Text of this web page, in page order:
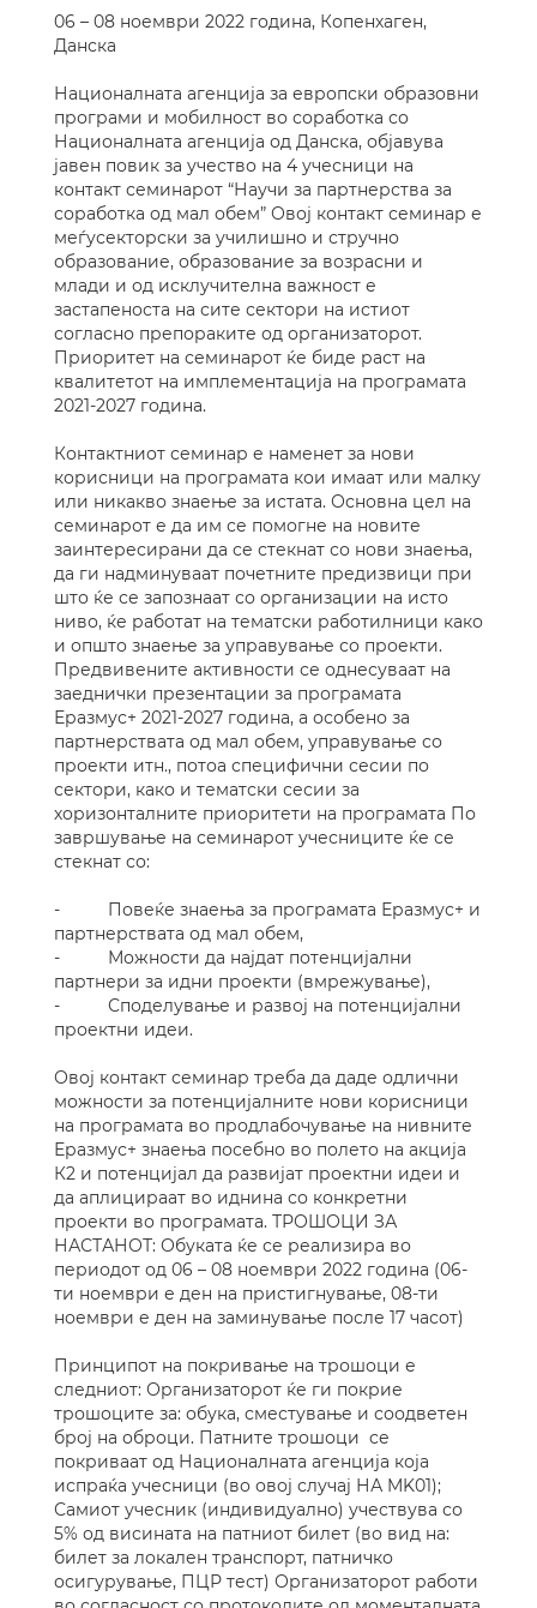
06 – 08 ноември 2022 година, Копенхаген,
Данска
Националната агенција за европски образовни
програми и мобилност во соработка со
Националната агенција од Данска, објавува
јавен повик за учество на 4 учесници на
контакт семинарот “Научи за партнерства за
соработка од мал обем” Овој контакт семинар е
меѓусекторски за училишно и стручно
образование, образование за возрасни и
млади и од исклучителна важност е
застапеноста на сите сектори на истиот
согласно препораките од организаторот.
Приоритет на семинарот ќе биде раст на
квалитетот на имплементација на програмата
2021-2027 година.
Контактниот семинар е наменет за нови
корисници на програмата кои имаат или малку
или никакво знаење за истата. Основна цел на
семинарот е да им се помогне на новите
заинтересирани да се стекнат со нови знаења,
да ги надминуваат почетните предизвици при
што ќе се запознаат со организации на исто
ниво, ќе работат на тематски работилници како
и општо знаење за управување со проекти.
Предвивените активности се однесуваат на
заеднички презентации за програмата
Еразмус+ 2021-2027 година, а особено за
партнерствата од мал обем, управување со
проекти итн., потоа специфични сесии по
сектори, како и тематски сесии за
хоризонталните приоритети на програмата По
завршување на семинарот учесниците ќе се
стекнат со:
- Повеќе знаења за програмата Еразмус+ и
партнерствата од мал обем,
- Можности да најдат потенцијални
партнери за идни проекти (вмрежување),
- Споделување и развој на потенцијални
проектни идеи.
Овој контакт семинар треба да даде одлични
можности за потенцијалните нови корисници
на програмата во продлабочување на нивните
Еразмус+ знаења посебно во полето на акција
К2 и потенцијал да развијат проектни идеи и
да аплицираат во иднина со конкретни
проекти во програмата. ТРОШОЦИ ЗА
НАСТАНОТ: Обуката ќе се реализира во
периодот од 06 – 08 ноември 2022 година (06-
ти ноември е ден на пристигнување, 08-ти
ноември е ден на заминување после 17 часот)
Принципот на покривање на трошоци е
следниот: Организаторот ќе ги покрие
трошоците за: обука, сместување и соодветен
број на оброци. Патните трошоци се
покриваат од Националната агенција која
испраќа учесници (во овој случај НА MK01);
Самиот учесник (индивидуално) учествува со
5% од висината на патниот билет (во вид на:
билет за локален транспорт, патничко
осигурување, ПЦР тест) Организаторот работи